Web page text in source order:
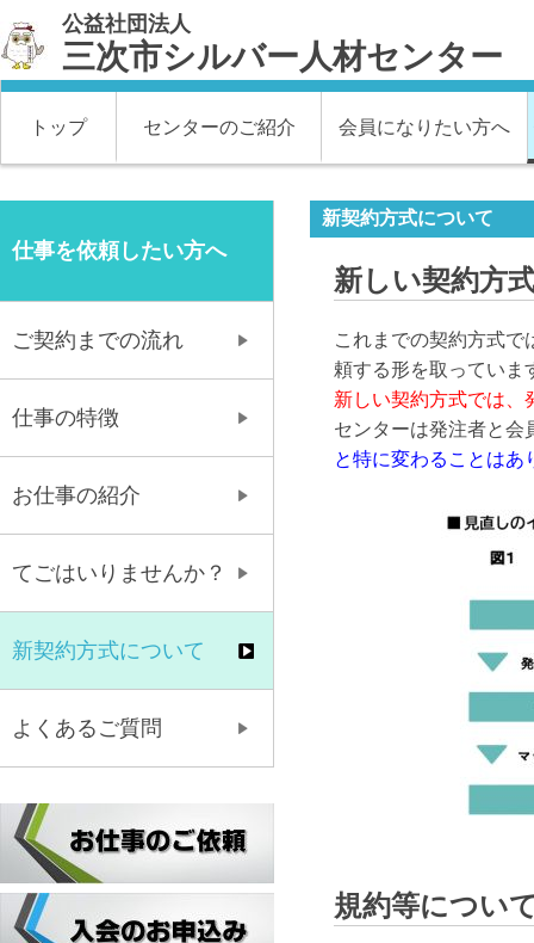
公益社団法人
三次市シルバー人材センター
トップ センターのご紹介 会員になりたい方へ
新契約方式について
新しい契約方
これまでの契約方式で
頼する形を取っていま
新しい契約方式では、
センターは発注者と会
と特に変わることはあ
規約等につい
仕事を依頼したい方へ
ご契約までの流れ
仕事の特徴
お仕事の紹介
てごはいりませんか？
新契約方式について
よくあるご質問